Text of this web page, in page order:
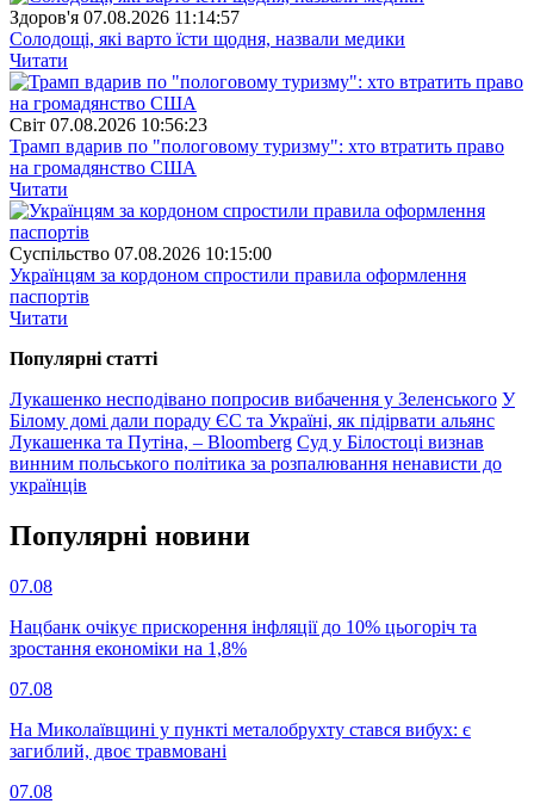
Здоров'я 07.08.2026 11:14:57
Солодощі, які варто їсти щодня, назвали медики
Читати
Свiт 07.08.2026 10:56:23
Трамп вдарив по "пологовому туризму": хто втратить право
на громадянство США
Читати
Суспiльство 07.08.2026 10:15:00
Українцям за кордоном спростили правила оформлення
паспортів
Читати
Популярнi статтi
Лукашенко несподівано попросив вибачення у Зеленського У
Білому домі дали пораду ЄС та Україні, як підірвати альянс
Лукашенка та Путіна, – Bloomberg Суд у Білостоці визнав
винним польського політика за розпалювання ненависти до
українців
Популярнi новини
07.08
Нацбанк очікує прискорення інфляції до 10% цьогоріч та
зростання економіки на 1,8%
07.08
На Миколаївщині у пункті металобрухту стався вибух: є
загиблий, двоє травмовані
07.08